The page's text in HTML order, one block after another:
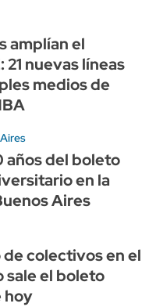
amplían el
21 nuevas líneas
medios de
años del boleto
en la
Aires
colectivos en el
sale el boleto
hoy